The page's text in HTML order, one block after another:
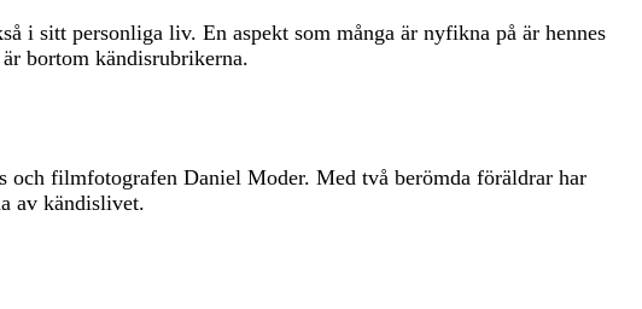
i sitt personliga liv. En aspekt som många är nyfikna på är hennes
bortom kändisrubrikerna.
filmfotografen Daniel Moder. Med två berömda föräldrar har
av kändislivet.